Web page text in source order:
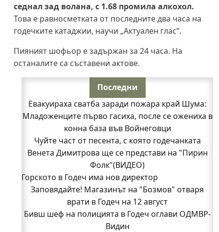
седнал зад волана, с 1.68 промила алкохол.
Това е равносметката от последните два часа на
годечките катаджии, научи „Актуален глас”.
Пияният шофьор е задържан за 24 часа. На
останалите са съставени актове.
Последни
Евакуираха сватба заради пожара край Шума:
Младоженците първо гасиха, после се ожениха в
конна база във Войнеговци
Чуйте част от песента, с която годечанката
Венета Димитрова ще се представи на "Пирин
Фолк"(ВИДЕО)
Горското в Годеч има нов директор
Заповядайте! Магазинът на "Бозмов" отваря
врати в Годеч на 12 август
Бивш шеф на полицията в Годеч оглави ОДМВР-
Видин